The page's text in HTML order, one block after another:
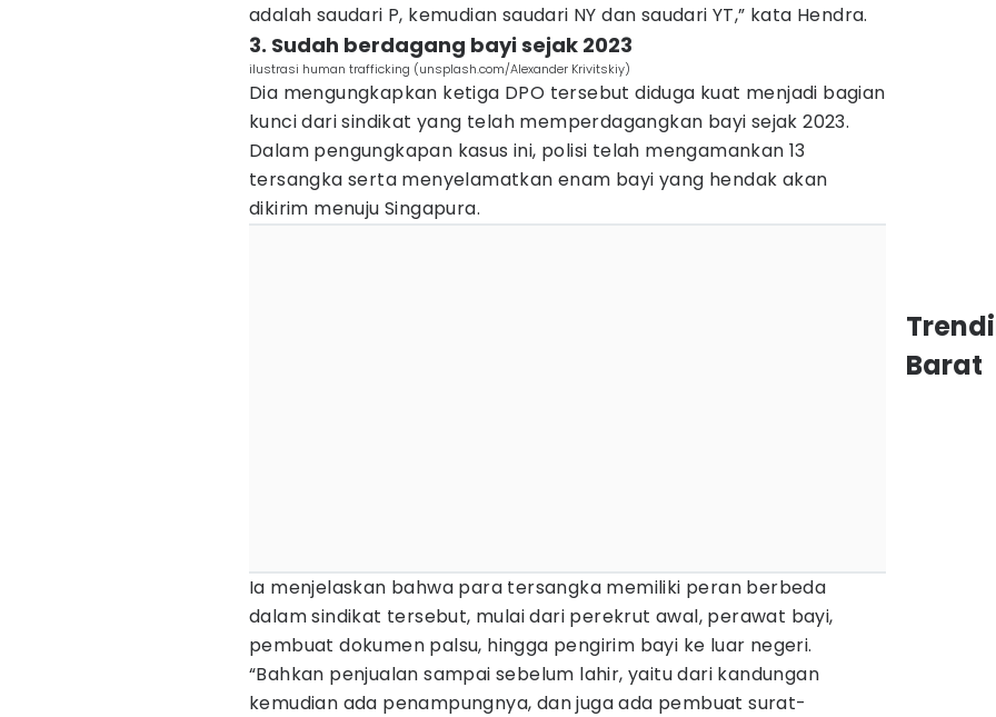
adalah saudari P, kemudian saudari NY dan saudari YT,” kata Hendra.
3. Sudah berdagang bayi sejak 2023
ilustrasi human trafficking (unsplash.com/Alexander Krivitskiy)
Dia mengungkapkan ketiga DPO tersebut diduga kuat menjadi bagian
kunci dari sindikat yang telah memperdagangkan bayi sejak 2023.
Dalam pengungkapan kasus ini, polisi telah mengamankan 13
tersangka serta menyelamatkan enam bayi yang hendak akan
dikirim menuju Singapura.
Ia menjelaskan bahwa para tersangka memiliki peran berbeda
dalam sindikat tersebut, mulai dari perekrut awal, perawat bayi,
pembuat dokumen palsu, hingga pengirim bayi ke luar negeri.
“Bahkan penjualan sampai sebelum lahir, yaitu dari kandungan
kemudian ada penampungnya, dan juga ada pembuat surat-
Barat